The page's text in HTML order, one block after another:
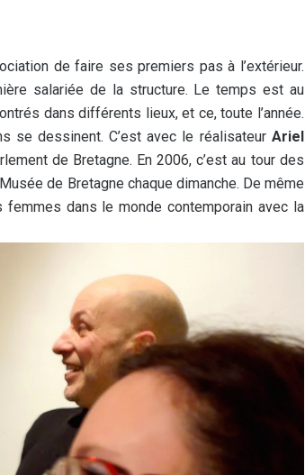
de faire ses premiers pas à l’extérieur.
salariée de la structure. Le temps est au
dans différents lieux, et ce, toute l’année.
se dessinent. C’est avec le réalisateur Ariel
de Bretagne. En 2006, c’est au tour des
de Bretagne chaque dimanche. De même
dans le monde contemporain avec la